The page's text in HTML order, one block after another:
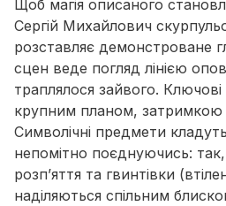
Щоб магія описаного
Сергій Михайлович
розставляє демонстроване
сцен веде погляд лінією
траплялося зайвого.
крупним планом,
Символічні предмети
непомітно поєднуючись:
розп’яття та гвинтівки
наділяються спільним